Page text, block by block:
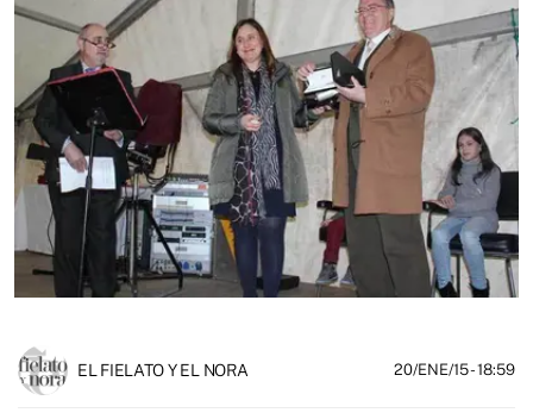
EL FIELATO Y EL NORA 20/ENE/15- 18:59